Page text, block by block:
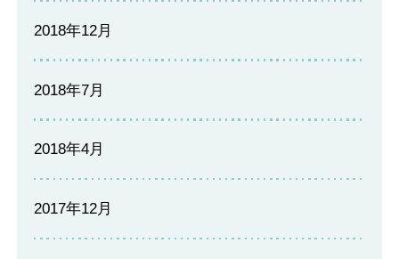
2018年12月
2018年7月
2018年4月
2017年12月